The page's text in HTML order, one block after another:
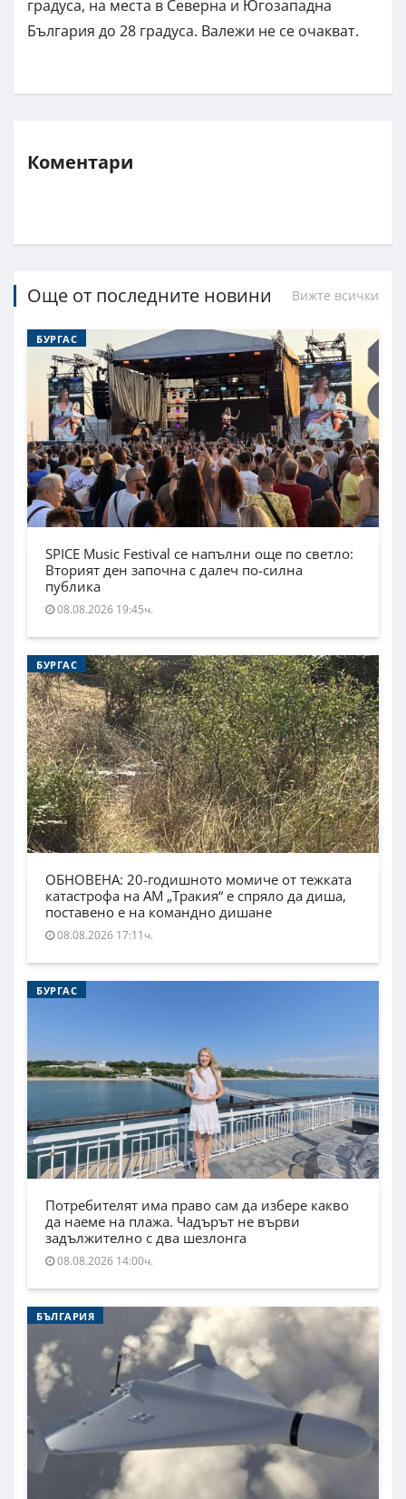
градуса, на места в Северна и Югозападна
България до 28 градуса. Валежи не се очакват.
Коментари
Още от последните новини Вижте всички
БУРГАС
SPICE Music Festival се напълни още по светло:
Вторият ден започна с далеч по-силна
публика
08.08.2026 19:45ч.
БУРГАС
ОБНОВЕНА: 20-годишното момиче от тежката
катастрофа на АМ „Тракия“ е спряло да диша,
поставено е на командно дишане
08.08.2026 17:11ч.
БУРГАС
Потребителят има право сам да избере какво
да наеме на плажа. Чадърът не върви
задължително с два шезлонга
08.08.2026 14:00ч.
БЪЛГАРИЯ